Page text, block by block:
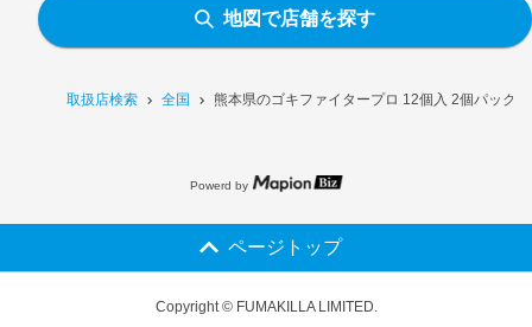
取扱店検索 全国 熊本県のゴキファイタープロ 12個入 2個パック
地図で店舗を探す
Powerd by
ページトップ
Copyright © FUMAKILLA LIMITED.